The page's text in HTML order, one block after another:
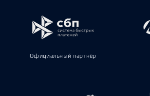
Официальный партнёр